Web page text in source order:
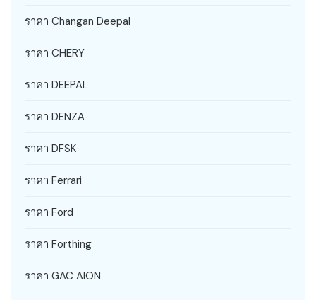
ราคา Changan Deepal
ราคา CHERY
ราคา DEEPAL
ราคา DENZA
ราคา DFSK
ราคา Ferrari
ราคา Ford
ราคา Forthing
ราคา GAC AION